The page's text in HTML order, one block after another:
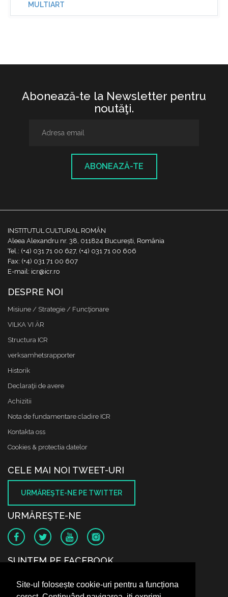
Site-ul folosește cookie-uri pentru a funcționa
MULTIART
Abonează-te la Newsletter pentru
noutăţi.
ABONEAZĂ-TE
INSTITUTUL CULTURAL ROMÂN
Aleea Alexandru nr. 38, 011824 București, România
Tel.: (+4) 031 71 00 627, (+4) 031 71 00 606
Fax: (+4) 031 71 00 607
E-mail: icr@icr.ro
DESPRE NOI
Misiune / Strategie / Funcţionare
VILKA VI ÄR
Structura ICR
verksamhetsrapporter
Historik
Declaraţii de avere
Achizitii
Nota de fundamentare cladire ICR
Kontakta oss
Cookies & protectia datelor
CELE MAI NOI TWEET-URI
URMĂREŞTE-NE PE TWITTER
URMĂREŞTE-NE
SUNTEM PE FACEBOOK